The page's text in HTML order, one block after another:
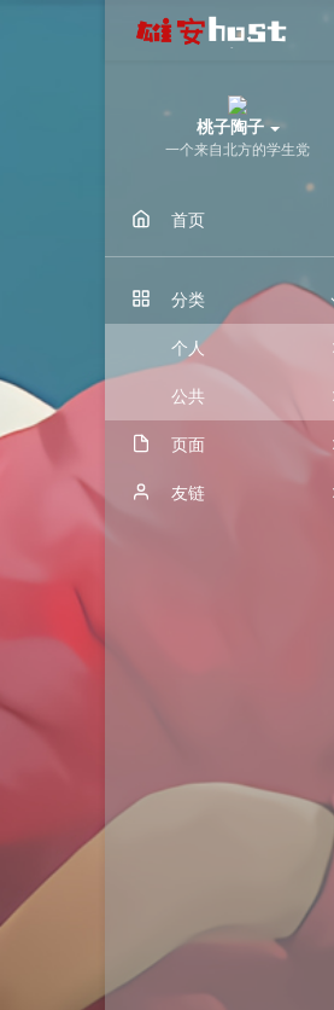
桃子陶子
一个来自北方的学生党
首页
分类
个人
公共
页面
归档友链
归去如风